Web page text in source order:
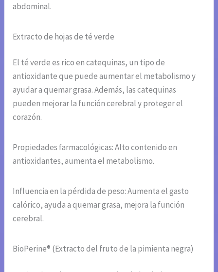
abdominal.
Extracto de hojas de té verde
El té verde es rico en catequinas, un tipo de
antioxidante que puede aumentar el metabolismo y
ayudar a quemar grasa. Además, las catequinas
pueden mejorar la función cerebral y proteger el
corazón.
Propiedades farmacológicas: Alto contenido en
antioxidantes, aumenta el metabolismo.
Influencia en la pérdida de peso: Aumenta el gasto
calórico, ayuda a quemar grasa, mejora la función
cerebral.
BioPerine® (Extracto del fruto de la pimienta negra)